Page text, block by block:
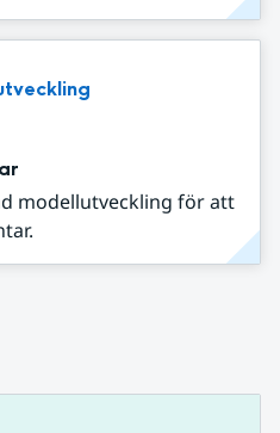
modellutveckling för att